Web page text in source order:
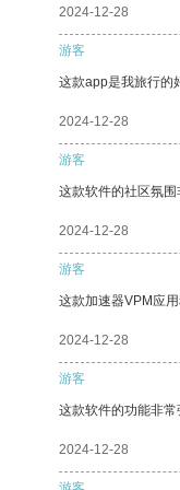
2024-12-28
游客
这款app是我旅行的
2024-12-28
游客
这款软件的社区氛围
2024-12-28
游客
这款加速器VPM应
2024-12-28
游客
这款软件的功能非常
2024-12-28